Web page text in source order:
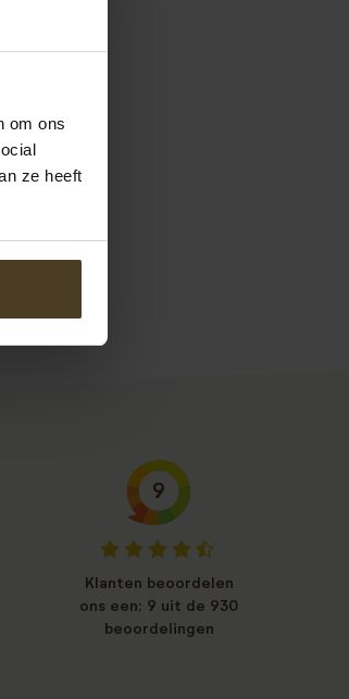
om ons
ze heeft
9
Klanten beoordelen
ons een: 9 uit de 930
beoordelingen